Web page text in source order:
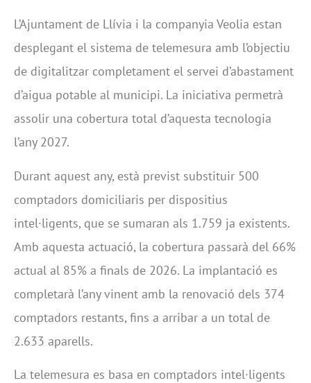
L’Ajuntament de Llívia i la companyia Veolia estan
desplegant el sistema de telemesura amb l’objectiu
de digitalitzar completament el servei d’abastament
d’aigua potable al municipi. La iniciativa permetrà
assolir una cobertura total d’aquesta tecnologia
l’any 2027.
Durant aquest any, està previst substituir 500
comptadors domiciliaris per dispositius
intel·ligents, que se sumaran als 1.759 ja existents.
Amb aquesta actuació, la cobertura passarà del 66%
actual al 85% a finals de 2026. La implantació es
completarà l’any vinent amb la renovació dels 374
comptadors restants, fins a arribar a un total de
2.633 aparells.
La telemesura es basa en comptadors intel·ligents